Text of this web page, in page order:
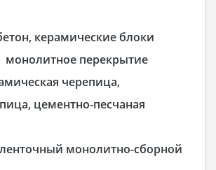
керамические блоки
монолитное перекрытие
черепица,
цементно-песчаная
ленточный монолитно-сборной